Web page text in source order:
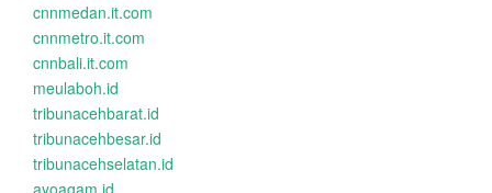
cnnmedan.it.com
cnnmetro.it.com
cnnbali.it.com
meulaboh.id
tribunacehbarat.id
tribunacehbesar.id
tribunacehselatan.id
ayoagam.id